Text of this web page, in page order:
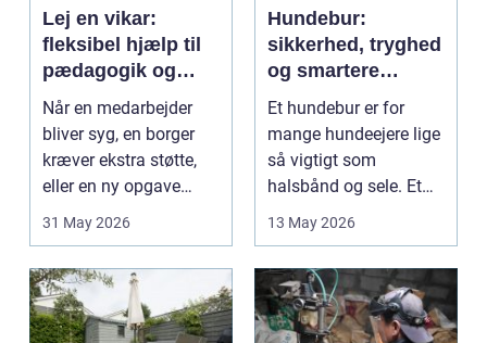
Lej en vikar:
fleksibel hjælp til
pædagogik og
sundhed
Når en medarbejder
bliver syg, en borger
kræver ekstra støtte,
eller en ny opgave
opstår fra dag til...
31 May 2026
Hundebur:
sikkerhed, tryghed
og smartere
hverdag med hund
Et hundebur er for
mange hundeejere lige
så vigtigt som
halsbånd og sele. Et
godt bur gi...
13 May 2026